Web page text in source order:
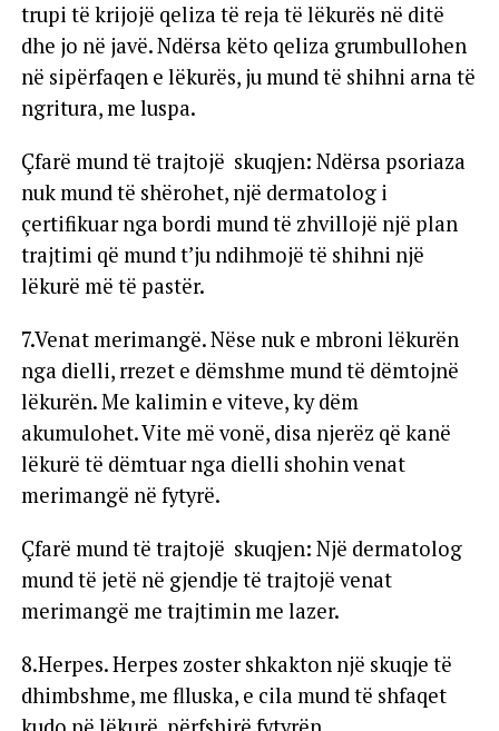
trupi të krijojë qeliza të reja të lëkurës në ditë
dhe jo në javë. Ndërsa këto qeliza grumbullohen
në sipërfaqen e lëkurës, ju mund të shihni arna të
ngritura, me luspa.
Çfarë mund të trajtojë skuqjen: Ndërsa psoriaza
nuk mund të shërohet, një dermatolog i
çertifikuar nga bordi mund të zhvillojë një plan
trajtimi që mund t’ju ndihmojë të shihni një
lëkurë më të pastër.
7.Venat merimangë. Nëse nuk e mbroni lëkurën
nga dielli, rrezet e dëmshme mund të dëmtojnë
lëkurën. Me kalimin e viteve, ky dëm
akumulohet. Vite më vonë, disa njerëz që kanë
lëkurë të dëmtuar nga dielli shohin venat
merimangë në fytyrë.
Çfarë mund të trajtojë skuqjen: Një dermatolog
mund të jetë në gjendje të trajtojë venat
merimangë me trajtimin me lazer.
8.Herpes. Herpes zoster shkakton një skuqje të
dhimbshme, me flluska, e cila mund të shfaqet